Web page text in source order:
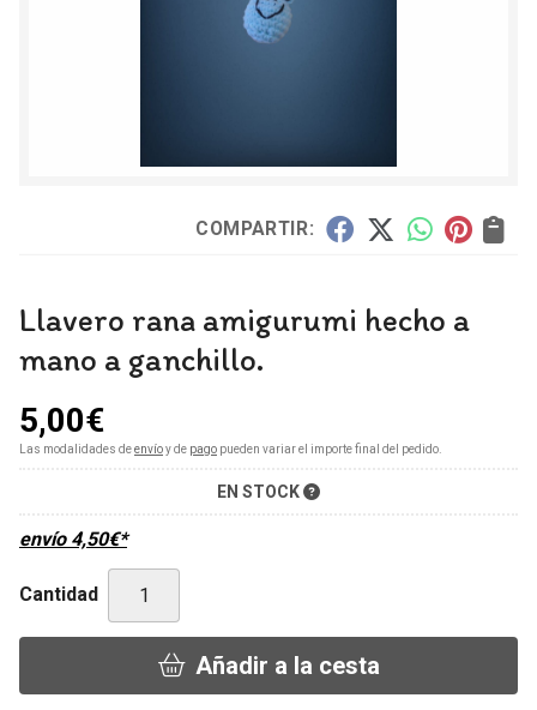
COMPARTIR:
Llavero rana amigurumi hecho a
mano a ganchillo.
5,00€
Las modalidades deenvíoy de pago pueden variar el importe final del pedido.
EN STOCK
envío 4,50€*
Cantidad
Añadir a la cesta